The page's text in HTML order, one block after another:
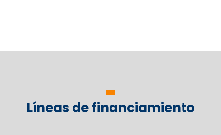
Líneas de financiamiento